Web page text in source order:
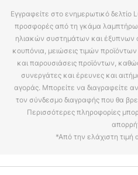
Εγγραφείτε στο ενημερωτικό δελτίο
προσφορές από τη γκάμα
ηλιακών συστημάτων και έξυπνων
κουπόνια, μειώσεις τιμών
και παρουσιάσεις προϊόντων,
συνεργάτες και έρευνες και
αγοράς. Μπορείτε να διαγραφείτε
τον σύνδεσμο διαγραφής που θα
Περισσότερες πληροφορίες
*Από την ελάχιστη